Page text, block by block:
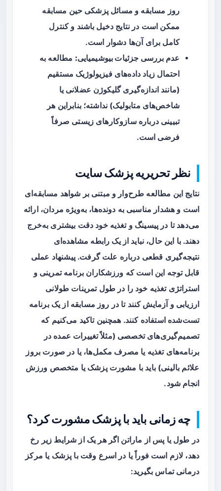
روز مسابقه و مسائل پزشکی حین مسابقه
ممکن است در نتایج دخیل باشند و کنترل
کامل برای آن‌ها دشوار است.
عدم بررسی جزئیات بیوشیمیایی: مطالعه به
احتمال زیاد داده‌های فیزیولوژیک مستقیم
(مانند اندازه‌گیری گلیکوژن عضلانی یا
شاخص‌های متابولیک) نداشته؛ بنابراین هر
تبیینی درباره سازوکارهای زیستی صرفاً
فرضی است.
نظر تحریریه پزشک سایت
نتایج این مطالعه طرح‌وار و مبتنی بر شواهد مسابقه‌ای
است و هشدار مناسبی به دونده‌ها، به‌ویژه مردان، ارائه
می‌دهد تا در پیسینگ و تغذیه خود دقت بیشتری به‌خرج
دهند. با این حال، نباید از یک رابطه مشاهده‌ای
نتیجه‌گیری قطعی درباره علت گرفت. پیشنهاد عملی
قابل توجه این است که ورزشکاران برنامه تمرینی و
استراتژی تغذیه خود را در طول تمرینات طولانی
ارزیابی و آزمایش کنند تا در روز مسابقه از یک برنامه
تست‌شده استفاده کنند. همچنین تاکید می‌کنیم که
تصمیم‌گیری‌های تخصصی (مثلاً تغییرات عمده در
برنامه‌های تغذیه یا مصرف مکمل‌ها، یا در صورت بروز
علائم بالینی) باید با مشورت پزشک یا متخصص ورزش
انجام شود.
چه زمانی باید با پزشک مشورت کرد؟
در طول یا پس از ماراتن اگر هر یک از شرایط زیر رخ
دهد، لازم است فوراً یا در اسرع وقت با پزشک یا مرکز
درمانی تماس بگیرید: